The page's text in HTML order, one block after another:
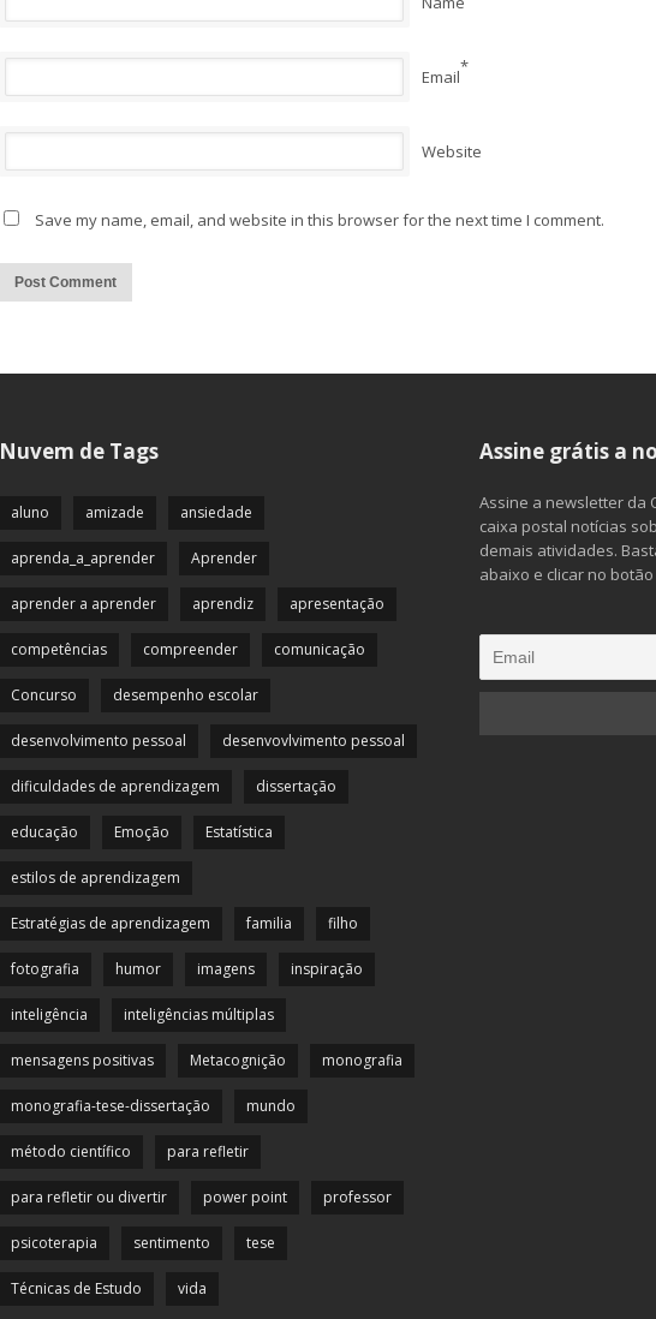
Email*
Website
Save my name, email, and website in this browser for the next time I comment.
Nuvem de Tags
aluno amizade ansiedade
aprenda_a_aprender Aprender
aprender a aprender aprendiz apresentação
competências compreender comunicação
Concurso desempenho escolar
desenvolvimento pessoal desenvovlvimento pessoal
dificuldades de aprendizagem dissertação
educação Emoção Estatística
estilos de aprendizagem
Estratégias de aprendizagem familia filho
fotografia humor imagens inspiração
inteligência inteligências múltiplas
mensagens positivas Metacognição monografia
monografia-tese-dissertação mundo
método científico para refletir
para refletir ou divertir power point professor
psicoterapia sentimento tese
Técnicas de Estudo vida
Assine grátis a
Assine a newsletter da
caixa postal notícias
demais atividades.
abaixo e clicar no botão